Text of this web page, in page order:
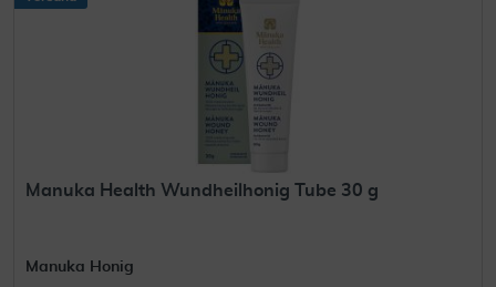
Manuka Health Wundheilhonig Tube 30 g
Manuka Honig